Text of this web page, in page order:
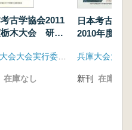
期土器の編年と動
期土器群の分布状
中期の土器群構成と
時代中期土器の様相
考古学協会2011
栃木大会 研究
栃木大会大会実行委員会
在庫なし
日本考古学
2010年度
集
新刊 在庫なし